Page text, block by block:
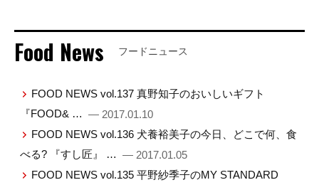
Food News フードニュース
FOOD NEWS vol.137 真野知子のおいしいギフト
『FOOD& … — 2017.01.10
FOOD NEWS vol.136 犬養裕美子の今日、どこで何、食
べる? 『すし匠』 … — 2017.01.05
FOOD NEWS vol.135 平野紗季子のMY STANDARD